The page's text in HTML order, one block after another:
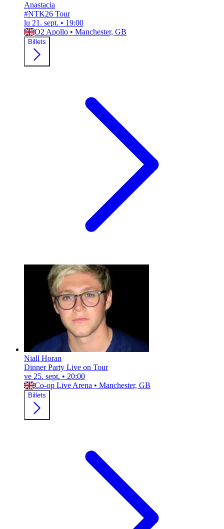
Anastacia
#NTK26 Tour
lu 21. sept. • 19:00
O2 Apollo • Manchester, GB
Billets
Niall Horan
Dinner Party Live on Tour
ve 25. sept. • 20:00
Co-op Live Arena • Manchester, GB
Billets